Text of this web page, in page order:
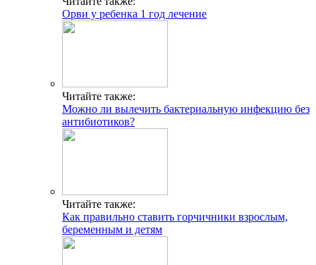
Орви у ребенка 1 год лечение
Читайте также:
Можно ли вылечить бактериальную инфекцию без
антибиотиков?
Читайте также:
Как правильно ставить горчичники взрослым,
беременным и детям